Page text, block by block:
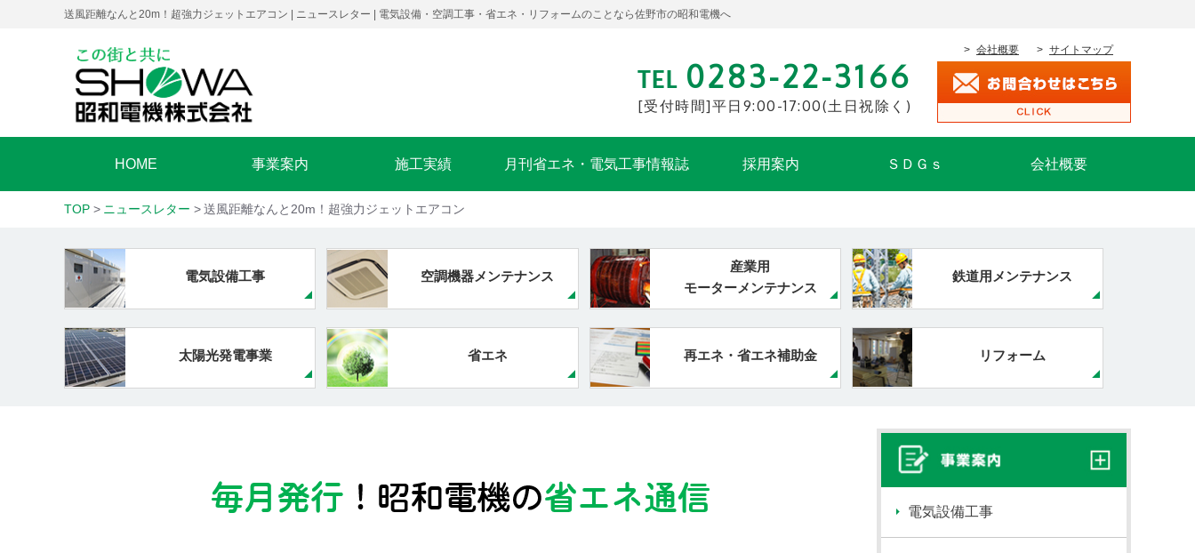
送風距離なんと20m！超強力ジェットエアコン | ニュースレター | 電気設備・空調工事・省エネ・リフォームのことなら佐野市の昭和電機へ
会社概要 サイトマップ
TEL 0283-22-3166
[受付時間]平日9:00-17:00(土日祝除く)
HOME 事業案内 施工実績 月刊省エネ・電気工事情報誌 採用案内 ＳＤＧｓ 会社概要
TOP ニュースレター 送風距離なんと20m！超強力ジェットエアコン
電気設備工事 空調機器メンテナンス
産業用
モーターメンテナンス
鉄道用メンテナンス
太陽光発電事業 省エネ 再エネ・省エネ補助金 リフォーム
電気設備工事